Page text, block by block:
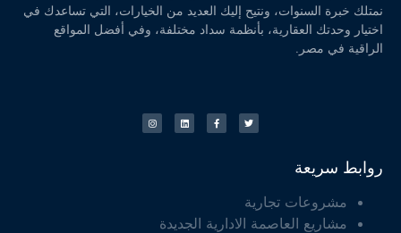
نمتلك خبرة السنوات، ونتيح إليك العديد من الخيارات، التي تساعدك في
اختيار وحدتك العقارية، بأنظمة سداد مختلفة، وفي أفضل المواقع
الراقية في مصر.
روابط سريعة
مشروعات تجارية
مشاريع العاصمة الادارية الجديدة